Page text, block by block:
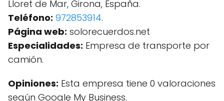
Lloret de Mar, Girona, España.
Teléfono: 972853914.
Página web: solorecuerdos.net
Especialidades: Empresa de transporte por
camión.
Opiniones: Esta empresa tiene 0 valoraciones
según Google My Business.